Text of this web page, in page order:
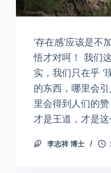
‘存在感’应该是
悟才对呵！ 我们
实，我们只在乎 ‘
的东西，哪里会
里会得到人们的
才是王道，才是这
李志祥 博士